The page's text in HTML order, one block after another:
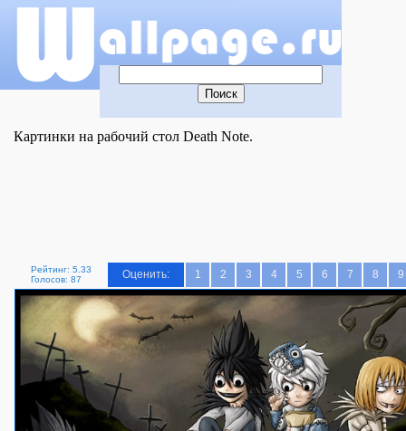
Картинки на рабочий стол Death Note.
Рейтинг: 5.33
Голосов: 87
Оценить: 1 2 3 4 5 6 7 8 9